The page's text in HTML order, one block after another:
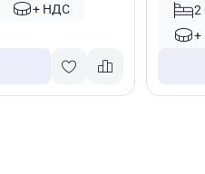
+ НДС
531262